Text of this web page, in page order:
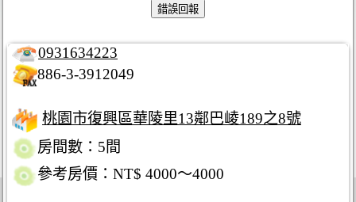
0931634223
886-3-3912049
桃園市復興區華陵里13鄰巴崚189之8號
房間數：5間
參考房價：NT$ 4000～4000